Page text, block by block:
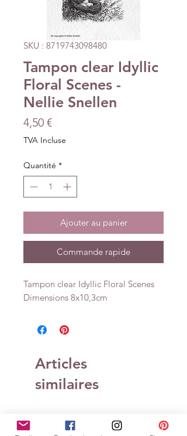
SKU : 8719743098480
Tampon clear Idyllic
Floral Scenes -
Nellie Snellen
4,50 €Prix
TVA Incluse
Quantité *
Ajouter au panier
Commande rapide
Tampon clear Idyllic Floral Scenes
Dimensions 8x10,3cm
Articles
similaires